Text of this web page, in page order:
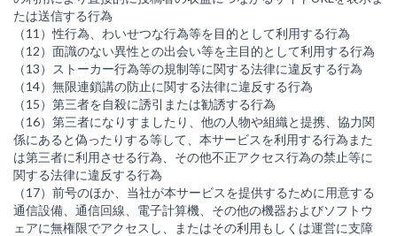
たは送信する行為
（11）性行為、わいせつな行為等を目的として利用する行為
（12）面識のない異性との出会い等を主目的として利用する行為
（13）ストーカー行為等の規制等に関する法律に違反する行為
（14）無限連鎖講の防止に関する法律に違反する行為
（15）第三者を自殺に誘引または勧誘する行為
（16）第三者になりすましたり、他の人物や組織と提携、協力関
係にあると偽ったりする等して、本サービスを利用する行為また
は第三者に利用させる行為、その他不正アクセス行為の禁止等に
関する法律に違反する行為
（17）前号のほか、当社が本サービスを提供するために用意する
通信設備、通信回線、電子計算機、その他の機器およびソフトウ
ェアに無権限でアクセスし、またはその利用もしくは運営に支障